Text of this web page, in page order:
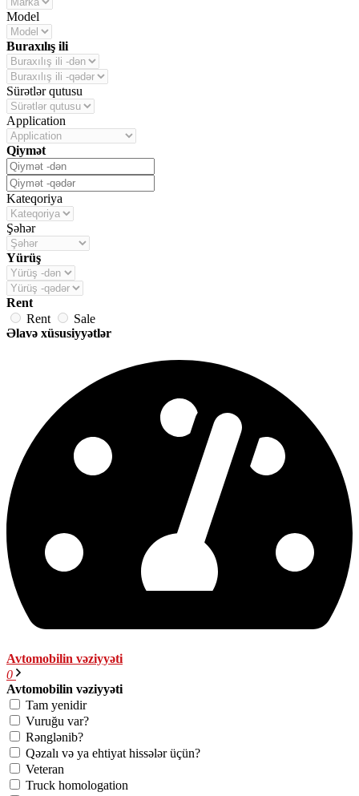
Model
Buraxılış ili
Sürətlər qutusu
Application
Qiymət
Kateqoriya
Şəhər
Yürüş
Rent
Rent
Sale
Əlavə xüsusiyyətlər
Avtomobilin vəziyyəti
0
Avtomobilin vəziyyəti
Tam yenidir
Vuruğu var?
Rənglənib?
Qəzalı və ya ehtiyat hissələr üçün?
Veteran
Truck homologation